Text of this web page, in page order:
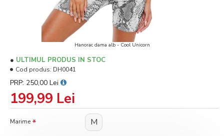
Hanorac dama alb - Cool Unicorn
199,99 Lei
PRP: 250,00 Lei
ULTIMUL PRODUS IN STOC
Cod produs: DH0041
Marime M